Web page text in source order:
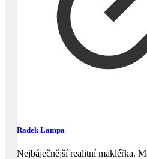
Radek Lampa
Nejbáječnější realitní makléřka.